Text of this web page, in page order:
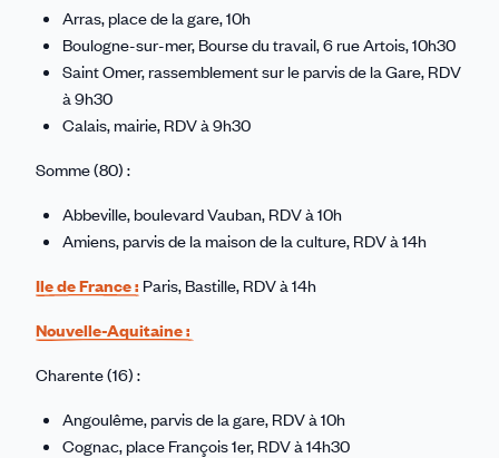
Arras, place de la gare, 10h
Boulogne-sur-mer, Bourse du travail, 6 rue Artois, 10h30
Saint Omer, rassemblement sur le parvis de la Gare, RDV
à 9h30
Calais, mairie, RDV à 9h30
Somme (80) :
Abbeville, boulevard Vauban, RDV à 10h
Amiens, parvis de la maison de la culture, RDV à 14h
Ile de France : Paris, Bastille, RDV à 14h
Nouvelle-Aquitaine :
Charente (16) :
Angoulême, parvis de la gare, RDV à 10h
Cognac, place François 1er, RDV à 14h30